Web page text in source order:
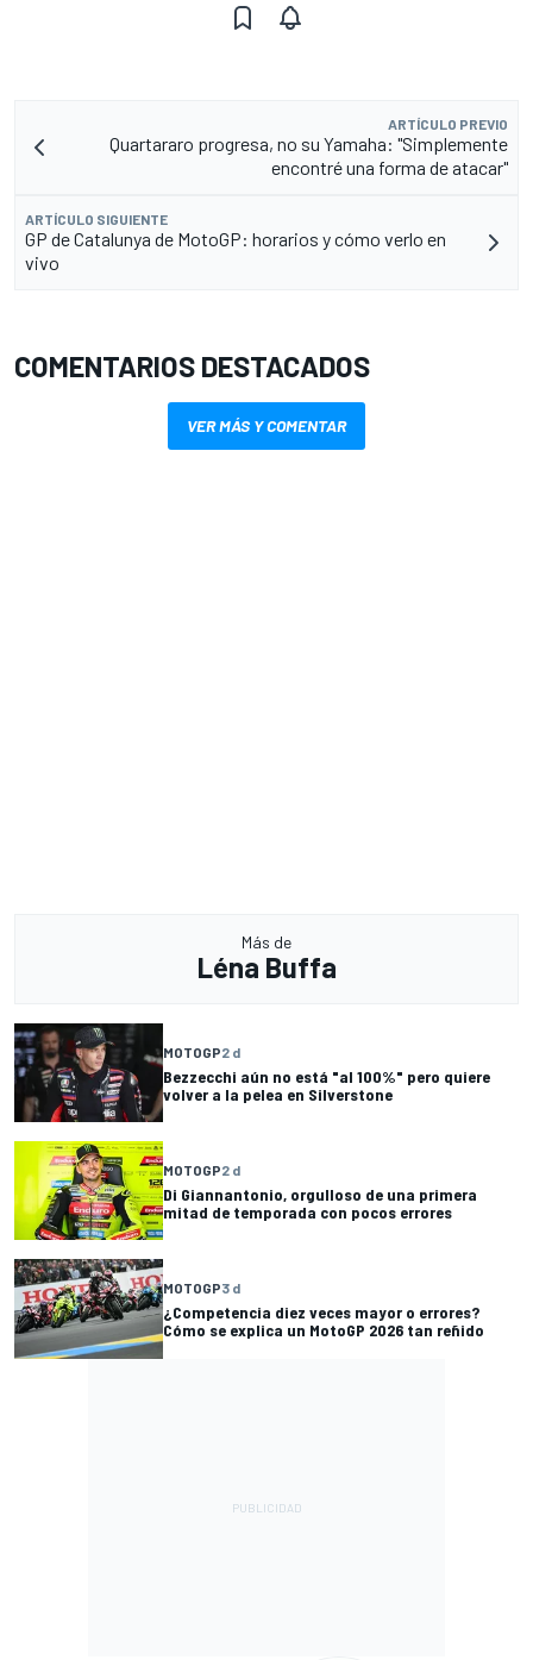
ARTÍCULO PREVIO
Quartararo progresa, no su Yamaha: "Simplemente
encontré una forma de atacar"
ARTÍCULO SIGUIENTE
GP de Catalunya de MotoGP: horarios y cómo verlo en
vivo
COMENTARIOS DESTACADOS
VER MÁS Y COMENTAR
Más de
Léna Buffa
MOTOGP2 d
Bezzecchi aún no está "al 100%" pero quiere
volver a la pelea en Silverstone
MOTOGP2 d
Di Giannantonio, orgulloso de una primera
mitad de temporada con pocos errores
MOTOGP3 d
¿Competencia diez veces mayor o errores?
Cómo se explica un MotoGP 2026 tan reñido